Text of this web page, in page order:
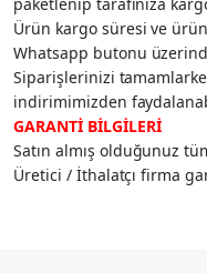
Ürün kargo süresi ve
Whatsapp butonu
Siparişlerinizi
indirimimizden
GARANTİ BİLGİLERİ
Satın almış olduğunuz
Üretici / İthalatçı firma